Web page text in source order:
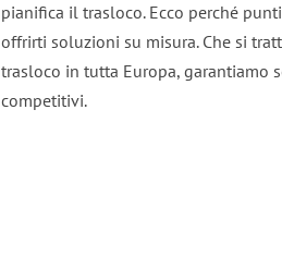
pianifica il trasloco. Ecco perché
offrirti soluzioni su misura. Che si
trasloco in tutta Europa, garantiamo
competitivi.